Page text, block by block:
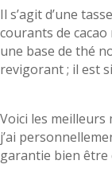
Il s’agit d’une
courants de
une base de thé
revigorant ; il est
Voici les meilleurs
j’ai
garantie bien être